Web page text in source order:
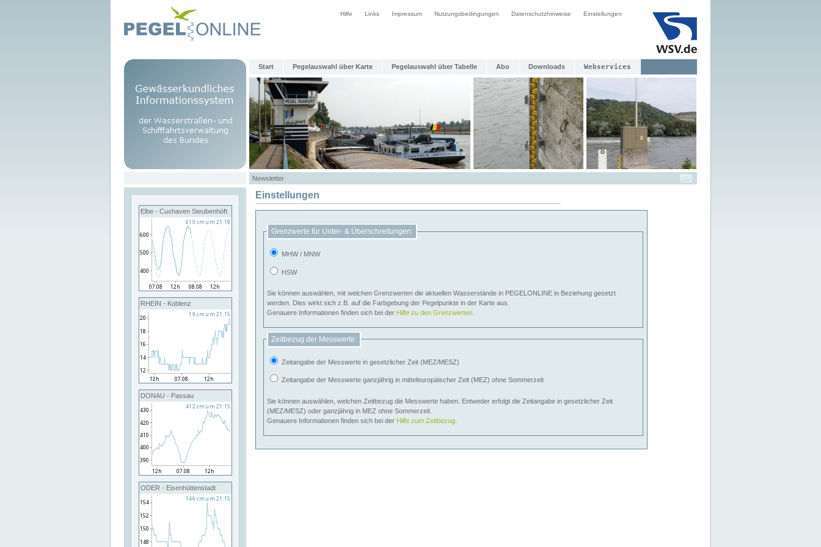
Hilfe Links Impressum Nutzungsbedingungen Datenschutzhinweise Einstellungen
Start Pegelauswahl über Karte Pegelauswahl über Tabelle Abo Downloads Webservices
Newsletter
Elbe - Cuxhaven Steubenhöft
RHEIN - Koblenz
DONAU - Passau
ODER - Eisenhüttenstadt
Einstellungen
Grenzwerte für Unter- & Überschreitungen:
MHW / MNW
HSW
Sie können auswählen, mit welchen Grenzwerten die aktuellen Wasserstände in PEGELONLINE in Beziehung gesetzt
werden. Dies wirkt sich z.B. auf die Farbgebung der Pegelpunkte in der Karte aus.
Genauere Informationen finden sich bei der Hilfe zu den Grenzwerten
Zeitbezug der Messwerte:
Zeitangabe der Messwerte in gesetzlicher Zeit (MEZ/MESZ)
Zeitangabe der Messwerte ganzjährig in mitteleuropäischer Zeit (MEZ) ohne Sommerzeit
Sie können auswählen, welchen Zeitbezug die Messwerte haben. Entweder erfolgt die Zeitangabe in gesetzlicher Zeit
(MEZ/MESZ) oder ganzjährig in MEZ ohne Sommerzeit.
Genauere Informationen finden sich bei der Hilfe zum Zeitbezug